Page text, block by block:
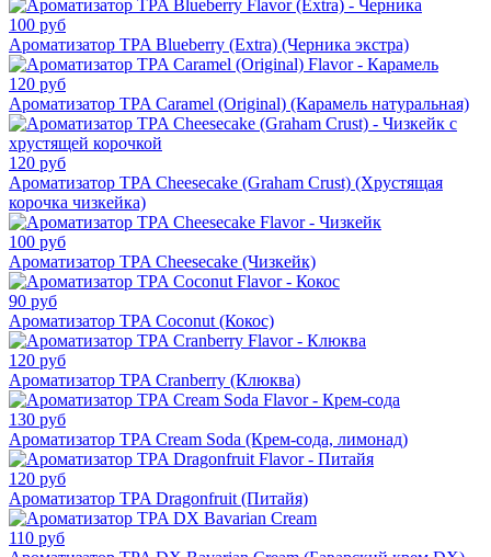
100 руб
Ароматизатор TPA Blueberry (Extra) (Черника экстра)
120 руб
Ароматизатор TPA Caramel (Original) (Карамель натуральная)
120 руб
Ароматизатор TPA Cheesecake (Graham Crust) (Хрустящая
корочка чизкейка)
100 руб
Ароматизатор TPA Cheesecake (Чизкейк)
90 руб
Ароматизатор TPA Coconut (Кокос)
120 руб
Ароматизатор TPA Cranberry (Клюква)
130 руб
Ароматизатор TPA Cream Soda (Крем-сода, лимонад)
120 руб
Ароматизатор TPA Dragonfruit (Питайя)
110 руб